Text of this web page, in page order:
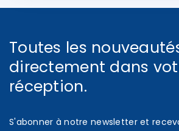
Toutes les
directement dans
réception.
S'abonner à notre newsletter et